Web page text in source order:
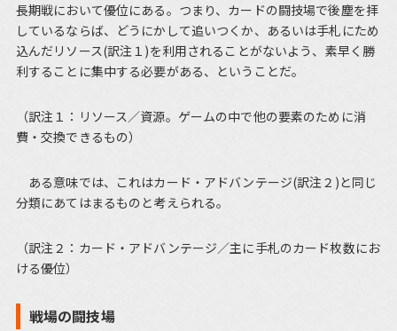
長期戦において優位にある。つまり、カードの闘技場で後塵を拝
しているならば、どうにかして追いつくか、あるいは手札にため
込んだリソース(訳注１)を利用されることがないよう、素早く勝
利することに集中する必要がある、ということだ。
（訳注１：リソース／資源。ゲームの中で他の要素のために消
費・交換できるもの）
ある意味では、これはカード・アドバンテージ(訳注２)と同じ
分類にあてはまるものと考えられる。
（訳注２：カード・アドバンテージ／主に手札のカード枚数にお
ける優位）
戦場の闘技場